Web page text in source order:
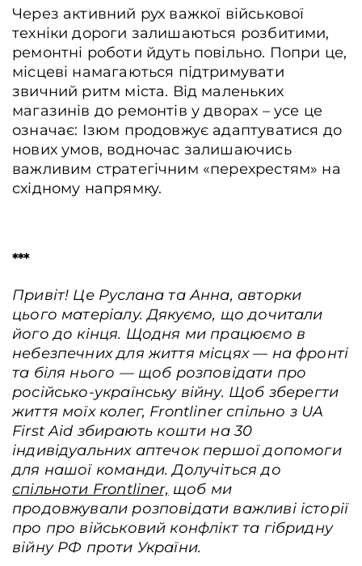
Через активний рух важкої військової
техніки дороги залишаються розбитими,
ремонтні роботи йдуть повільно. Попри це,
місцеві намагаються підтримувати
звичний ритм міста. Від маленьких
магазинів до ремонтів у дворах – усе це
означає: Ізюм продовжує адаптуватися до
нових умов, водночас залишаючись
важливим стратегічним «перехрестям» на
східному напрямку.
***
Привіт! Це Руслана та Анна, авторки
цього матеріалу. Дякуємо, що дочитали
його до кінця. Щодня ми працюємо в
небезпечних для життя місцях — на фронті
та біля нього — щоб розповідати про
російсько-українську війну. Щоб зберегти
життя моїх колег, Frontliner спільно з UA
First Aid збирають кошти на 30
індивідуальних аптечок першої допомоги
для нашої команди. Долучіться до
спільноти Frontliner, щоб ми
продовжували розповідати важливі історії
про про військовий конфлікт та гібридну
війну РФ проти України.